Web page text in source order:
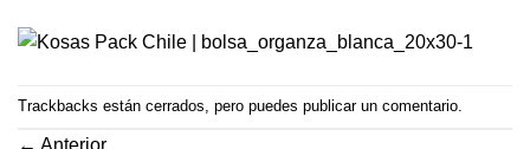
Trackbacks están cerrados, pero puedes publicar un comentario
← Anterior